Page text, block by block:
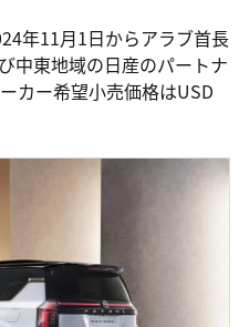
年11月1日からアラブ首長
中東地域の日産のパートナ
カー希望小売価格はUSD